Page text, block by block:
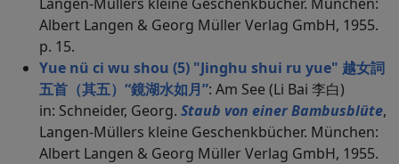
Albert Langen & Georg Müller Verlag GmbH, 1955.
p. 15.
Yue nü ci wu shou (5) "Jinghu shui ru yue" 越女詞
五首（其五）“鏡湖水如月”: Am See (Li Bai 李白)
in: Schneider, Georg. Staub von einer Bambusblüte,
Langen-Müllers kleine Geschenkbücher. München:
Albert Langen & Georg Müller Verlag GmbH, 1955.